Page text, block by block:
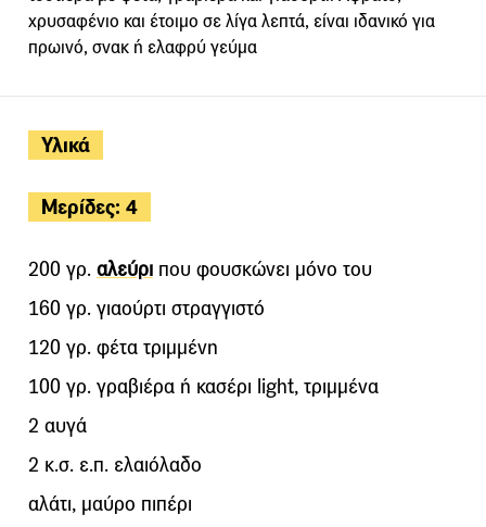
Υλικά
Μερίδες: 4
200 γρ. αλεύρι που φουσκώνει μόνο του
160 γρ. γιαούρτι στραγγιστό
120 γρ. φέτα τριμμένη
100 γρ. γραβιέρα ή κασέρι light, τριμμένα
2 αυγά
2 κ.σ. ε.π. ελαιόλαδο
αλάτι, μαύρο πιπέρι
χρυσαφένιο και έτοιμο σε λίγα λεπτά, είναι ιδανικό για
πρωινό, σνακ ή ελαφρύ γεύμα